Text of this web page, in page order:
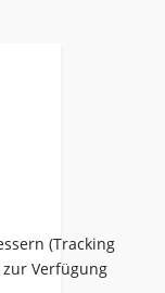
(Tracking
Verfügung